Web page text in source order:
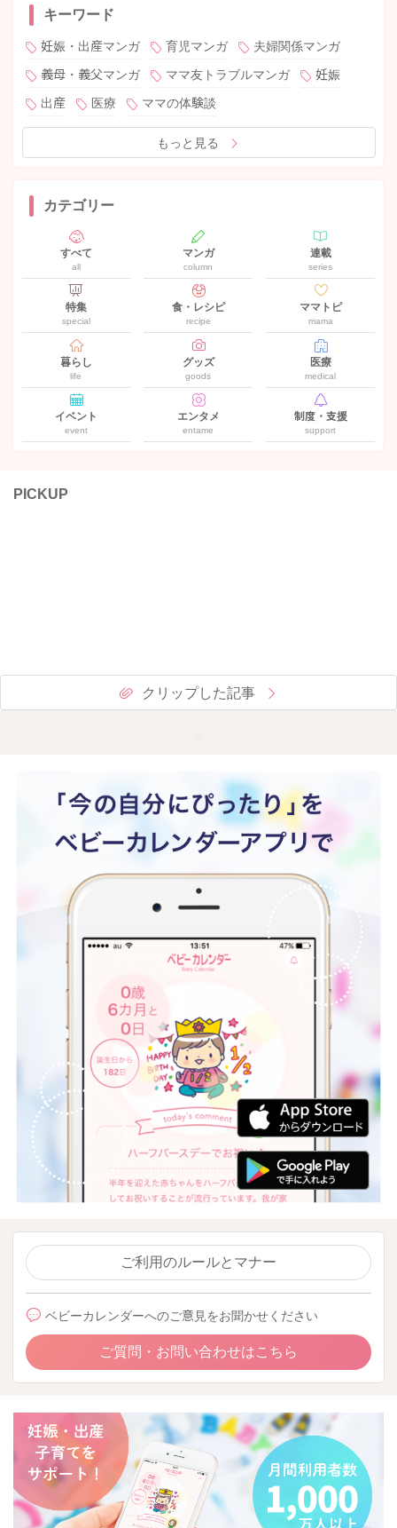
キーワード
妊娠・出産マンガ 育児マンガ
夫婦関係マンガ
義母・義父マンガ
ママ友トラブルマンガ
妊娠
出産
医療 ママの体験談
もっと見る
カテゴリー
すべて
all
マンガ
column
連載
series
特集
special
食・レシピ
recipe
ママトピ
mama
暮らし
life
グッズ
goods
医療
medical
イベント
event
エンタメ
entame
制度・支援
support
PICKUP
クリップした記事
ご利用のルールとマナー
ベビーカレンダーへのご意見をお聞かせください
ご質問・お問い合わせはこちら